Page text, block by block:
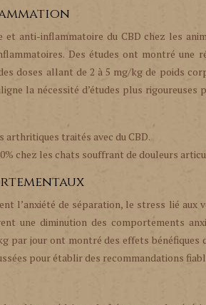
et anti-inflammatoire du CBD chez les
Des études ont montré une
doses allant de 2 à 5 mg/kg de poids
la nécessité d’études plus rigoureuses
arthritiques traités avec du CBD.
chez les chats souffrant de douleurs
l’anxiété de séparation, le stress lié aux
une diminution des comportements
par jour ont montré des effets bénéfiques
pour établir des recommandations